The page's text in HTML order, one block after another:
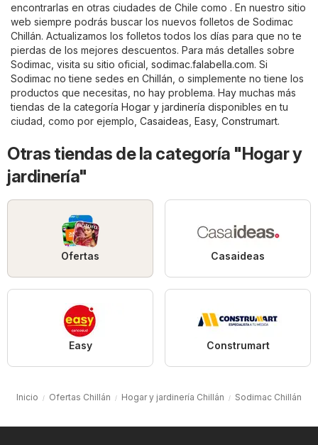
encontrarlas en otras ciudades de Chile como . En nuestro sitio
web siempre podrás buscar los nuevos folletos de Sodimac
Chillán. Actualizamos los folletos todos los días para que no te
pierdas de los mejores descuentos. Para más detalles sobre
Sodimac, visita su sitio oficial, sodimac.falabella.com. Si
Sodimac no tiene sedes en Chillán, o simplemente no tiene los
productos que necesitas, no hay problema. Hay muchas más
tiendas de la categoría Hogar y jardinería disponibles en tu
ciudad, como por ejemplo, Casaideas Easy, Construmart.
Otras tiendas de la categoría "Hogar y
jardinería"
Ofertas Casaideas
Easy Construmart
Inicio Ofertas Chillán Hogar y jardinería Chillán Sodimac Chillán